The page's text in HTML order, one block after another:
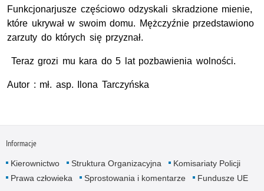
Funkcjonarjusze częściowo odzyskali skradzione mienie,
które ukrywał w swoim domu. Mężczyźnie przedstawiono
zarzuty do których się przyznał.
Teraz grozi mu kara do 5 lat pozbawienia wolności.
Autor : mł. asp. Ilona Tarczyńska
Informacje
Kierownictwo Struktura Organizacyjna
Komisariaty Policji
Prawa człowieka
Sprostowania i komentarze Fundusze UE